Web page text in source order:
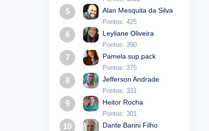
5 Alan Mesquita da Silva
Pontos: 425
6 Leyliane Oliveira
Pontos: 390
7 Pamela.sup.pack
Pontos: 375
8 Jefferson Andrade
Pontos: 331
9 Heitor Rocha
Pontos: 301
10 Dante Barini Filho